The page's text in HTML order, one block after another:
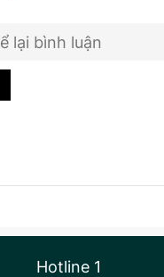
Hotline 1